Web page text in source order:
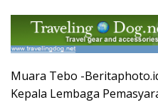
Muara Tebo -
Kepala Lembaga